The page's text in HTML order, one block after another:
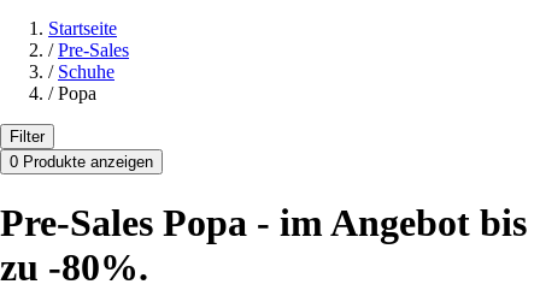
Startseite
/ Pre-Sales
/ Schuhe
/ Popa
Filter
0 Produkte anzeigen
Pre-Sales Popa - im Angebot bis
zu -80%.